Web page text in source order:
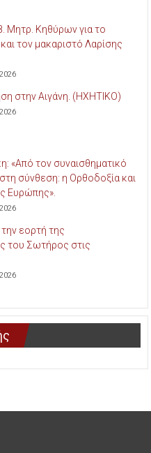
Μητρ. Κηθύρων για το
τον μακαριστό Λαρίσης
στην Αιγάνη. (ΗΧΗΤΙΚΟ)
«Από τον συναισθηματικό
σύνθεση: η Ορθοδοξία και
Ευρώπης».
την εορτή της
Σωτήρος στις